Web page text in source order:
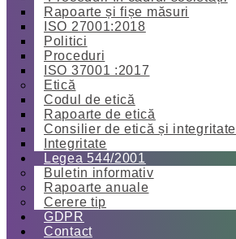
Rapoarte și fișe măsuri
ISO 27001:2018
Politici
Proceduri
ISO 37001 :2017
Etică
Codul de etică
Rapoarte de etică
Consilier de etică și integritate
Integritate
Legea 544/2001
Buletin informativ
Rapoarte anuale
Cerere tip
GDPR
Contact